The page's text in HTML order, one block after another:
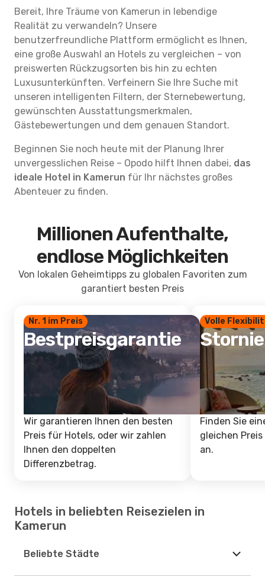
Bereit, Ihre Träume von Kamerun in lebendige
Realität zu verwandeln? Unsere
benutzerfreundliche Plattform ermöglicht es Ihnen,
eine große Auswahl an Hotels zu vergleichen – von
preiswerten Rückzugsorten bis hin zu echten
Luxusunterkünften. Verfeinern Sie Ihre Suche mit
unseren intelligenten Filtern, der Sternebewertung,
gewünschten Ausstattungsmerkmalen,
Gästebewertungen und dem genauen Standort.
Beginnen Sie noch heute mit der Planung Ihrer
unvergesslichen Reise – Opodo hilft Ihnen dabei, das
ideale Hotel in Kamerun für Ihr nächstes großes
Abenteuer zu finden.
Millionen Aufenthalte,
endlose Möglichkeiten
Von lokalen Geheimtipps zu globalen Favoriten zum
garantiert besten Preis
Nr. 1 im Preis
Bestpreisgarantie
Wir garantieren Ihnen den besten
Preis für Hotels, oder wir zahlen
Ihnen den doppelten
Differenzbetrag.
Volle
Finden Sie
gleichen
an.
Hotels in beliebten Reisezielen in
Kamerun
Beliebte Städte